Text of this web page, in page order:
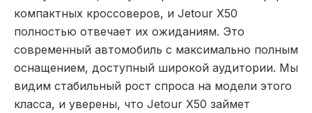
компактных кроссоверов, и Jetour X50
полностью отвечает их ожиданиям. Это
современный автомобиль с максимально полным
оснащением, доступный широкой аудитории. Мы
видим стабильный рост спроса на модели этого
класса, и уверены, что Jetour X50 займет